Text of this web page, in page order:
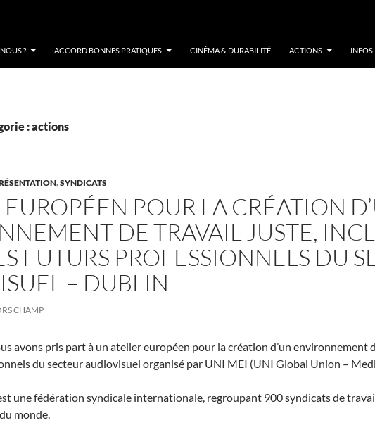
? ACCORD BONNES PRATIQUES CINÉMA & DURABILITÉ ACTIONS INFOS
: actions
,SYNDICATS
POUR LA CRÉATION
DE TRAVAIL JUSTE,
FUTURS PROFESSIONNELS DU
– DUBLIN
CHAMP
avons pris part à un atelier européen pour la création d’un
du secteur audiovisuel organisé par UNI MEI (UNI Global Union –
une fédération syndicale internationale, regroupant 900 syndicats de
monde.